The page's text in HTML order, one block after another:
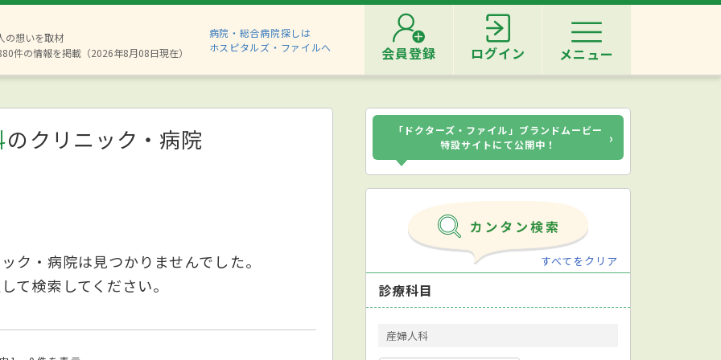
の想いを取材
件の情報を掲載（2026年8月08日現在）
病院・総合病院探しは
ホスピタルズ・ファイルへ
会員登録 ログイン メニュー
のクリニック・病院
ク・病院は見つかりませんでした。
て検索してください。
「ドクターズ・ファイル」ブランドムービー
特設サイトにて公開中！
›
すべてをクリア
診療科目
産婦人科